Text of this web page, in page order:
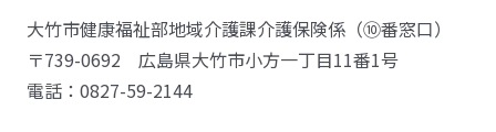
大竹市健康福祉部地域介護課介護保険係（⑩番窓口）
〒739-0692 広島県大竹市小方一丁目11番1号
電話：0827-59-2144